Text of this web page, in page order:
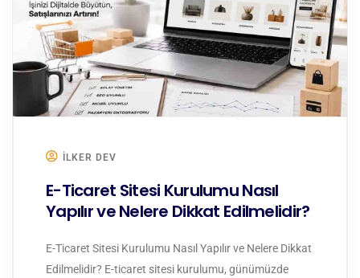
ILKER DEV
E-Ticaret Sitesi Kurulumu Nasıl
Yapılır ve Nelere Dikkat Edilmelidir?
E-Ticaret Sitesi Kurulumu Nasıl Yapılır ve Nelere Dikkat
Edilmelidir? E-ticaret sitesi kurulumu, günümüzde